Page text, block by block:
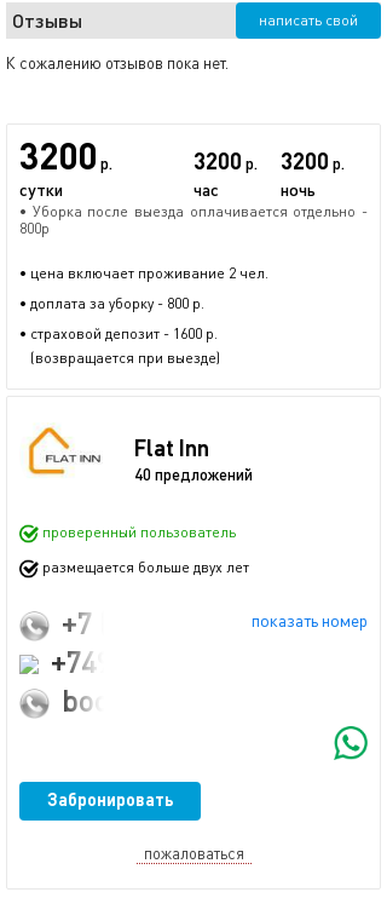
Отзывы написать свой
К сожалению отзывов пока нет.
3200 р.
сутки
3200 р.
час
3200 р.
ночь
• Уборка после выезда оплачивается отдельно -
800р
• цена включает проживание 2 чел.
• доплата за уборку - 800 р.
• страховой депозит - 1600 р.
(возвращается при выезде)
Flat Inn
40 предложений
проверенный пользователь
размещается больше двух лет
показать номер
+7 (916) 883-36-00
+74951092240
booking@flatinn.ru
Забронировать
пожаловаться